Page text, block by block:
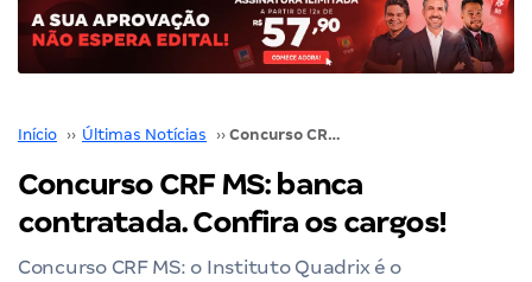
Início ›› Últimas Notícias ›› Concurso CRF MS: banca contratada. Confira os cargos!
Concurso CRF MS: banca
contratada. Confira os cargos!
Concurso CRF MS: o Instituto Quadrix é o